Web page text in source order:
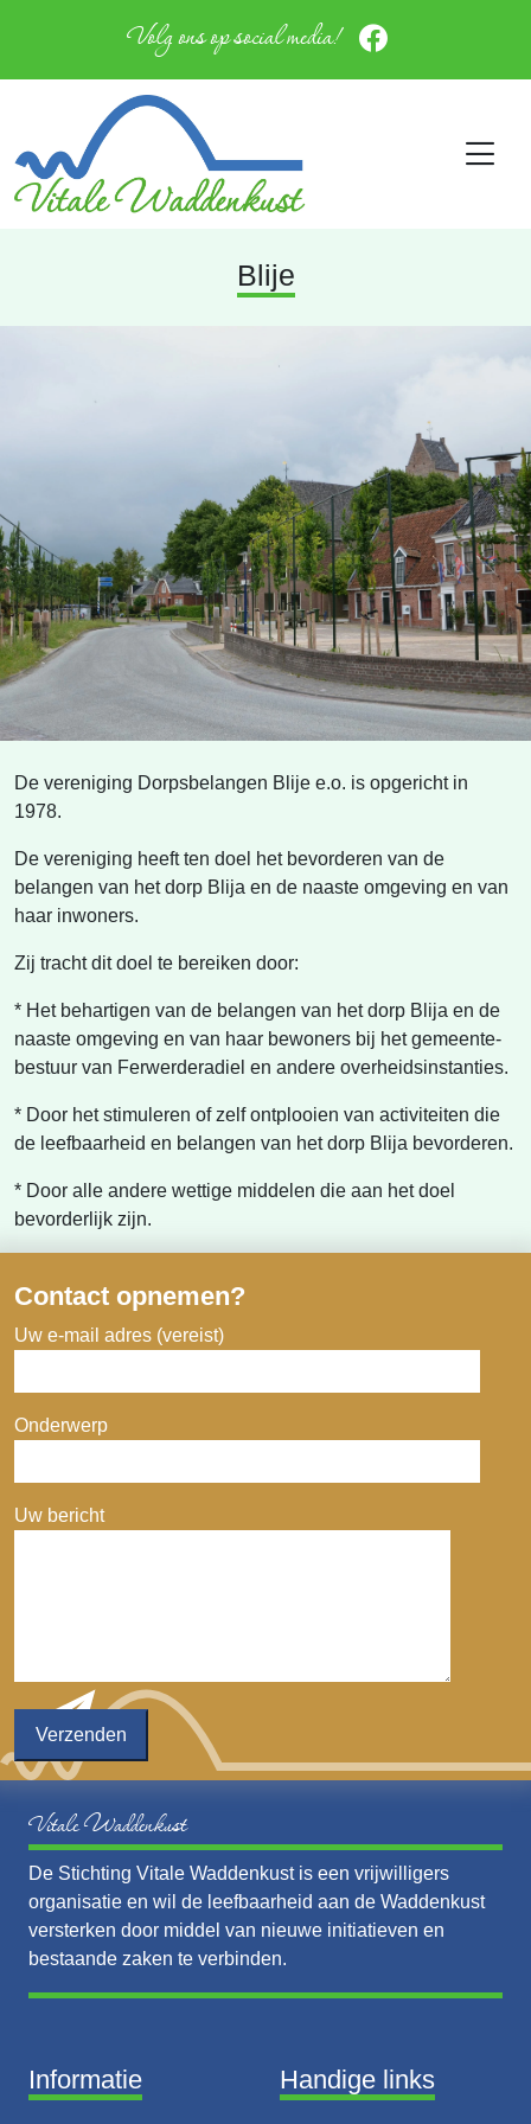
Volg ons op social media!
Blije
De vereniging Dorpsbelangen Blije e.o. is opgericht in
1978.
De vereniging heeft ten doel het bevorderen van de
belangen van het dorp Blija en de naaste omgeving en van
haar inwoners.
Zij tracht dit doel te bereiken door:
* Het behartigen van de belangen van het dorp Blija en de
naaste omgeving en van haar bewoners bij het gemeente-
bestuur van Ferwerderadiel en andere overheidsinstanties.
* Door het stimuleren of zelf ontplooien van activiteiten die
de leefbaarheid en belangen van het dorp Blija bevorderen.
* Door alle andere wettige middelen die aan het doel
bevorderlijk zijn.
Contact opnemen?
Uw e-mail adres (vereist)
Onderwerp
Uw bericht
Vitale Waddenkust
De Stichting Vitale Waddenkust is een vrijwilligers
organisatie en wil de leefbaarheid aan de Waddenkust
versterken door middel van nieuwe initiatieven en
bestaande zaken te verbinden.
Informatie Handige links